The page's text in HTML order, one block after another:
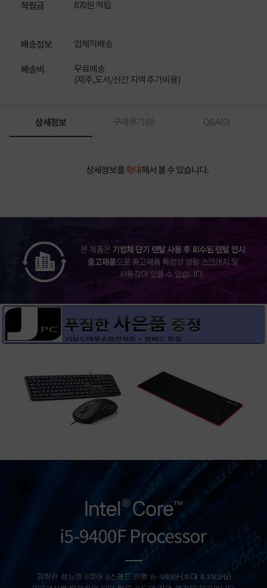
적립금 870원 적립
배송정보 업체직배송
배송비
무료배송
(제주,도서/산간 지역 추가비용)
상세정보 구매후기(0) Q&A(0)
상세정보를확대해서 볼 수 있습니다.